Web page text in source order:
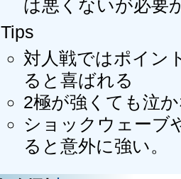
は悪くないが必要
Tips
対人戦ではポイン
ると喜ばれる
2極が強くても泣
ショックウェーブ
ると意外に強い。